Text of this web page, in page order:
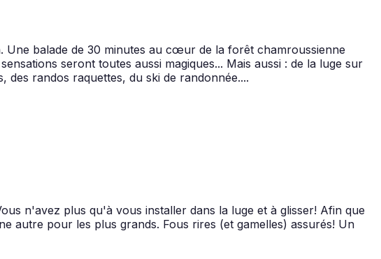
Une balade de 30 minutes au cœur de la forêt chamroussienne
seront toutes aussi magiques... Mais aussi : de la luge sur
des randos raquettes, du ski de randonnée....
n'avez plus qu'à vous installer dans la luge et à glisser! Afin que
autre pour les plus grands. Fous rires (et gamelles) assurés! Un